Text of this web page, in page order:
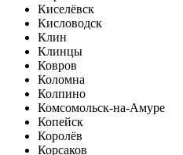
Киселёвск
Кисловодск
Клин
Клинцы
Ковров
Коломна
Колпино
Комсомольск-на-Амуре
Копейск
Королёв
Корсаков